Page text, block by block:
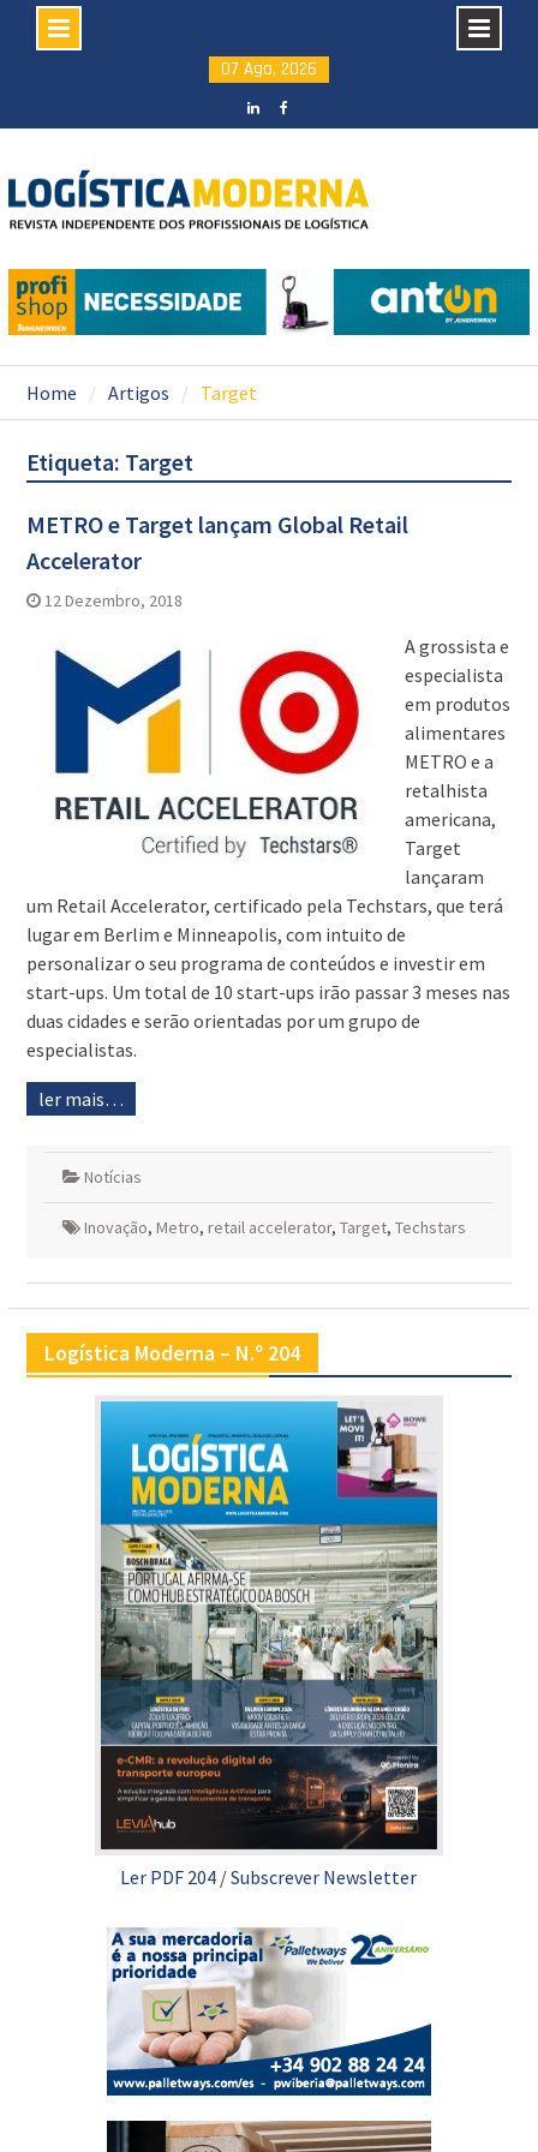
content
07 Ago, 2026
Home Artigos Target
Etiqueta: Target
METRO e Target lançam Global Retail
Accelerator
12 Dezembro, 2018
A grossista e
especialista
em produtos
alimentares
METRO e a
retalhista
americana,
Target
lançaram
um Retail Accelerator, certificado pela Techstars, que terá
lugar em Berlim e Minneapolis, com intuito de
personalizar o seu programa de conteúdos e investir em
start-ups. Um total de 10 start-ups irão passar 3 meses nas
duas cidades e serão orientadas por um grupo de
especialistas.
ler mais…
Notícias
Inovação, Metro, retail accelerator, Target, Techstars
Logística Moderna – N.º 204
Ler PDF 204 /Subscrever Newsletter